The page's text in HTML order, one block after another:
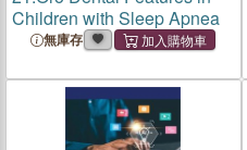
Children with Sleep Apnea
無庫存